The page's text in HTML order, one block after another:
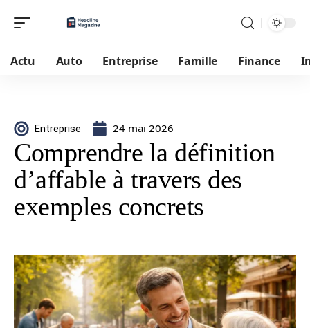
Actu Auto Entreprise Famille Finance
Entreprise 24 mai 2026
Comprendre la définition
d’affable à travers des
exemples concrets